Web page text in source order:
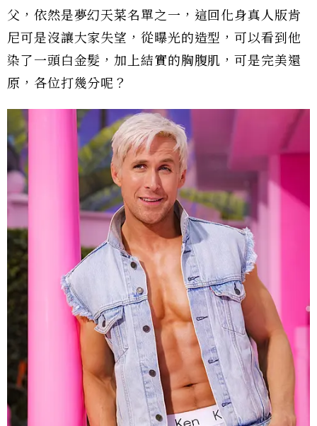
父，依然是夢幻天菜名單之一，這回化身真人版肯
尼可是沒讓大家失望，從曝光的造型，可以看到他
染了一頭白金髮，加上結實的胸腹肌，可是完美還
原，各位打幾分呢？